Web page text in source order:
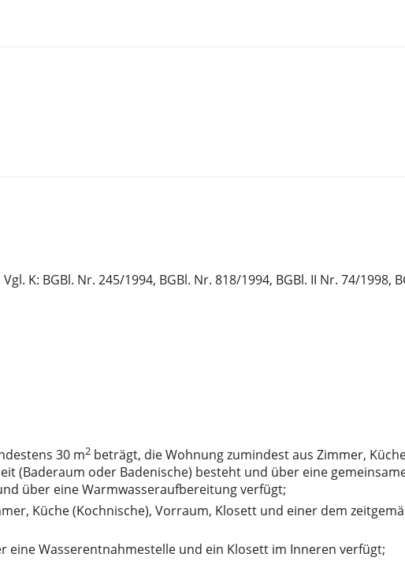
K: BGBl. Nr. 245/1994, BGBl. Nr. 818/1994, BGBl. II Nr. 74/1998,
30 m2 beträgt, die Wohnung zumindest aus Zimmer,
(Baderaum oder Badenische) besteht und über eine
über eine Warmwasseraufbereitung verfügt;
Küche (Kochnische), Vorraum, Klosett und einer dem
Wasserentnahmestelle und ein Klosett im Inneren verfügt;